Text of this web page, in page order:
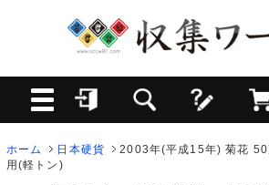
ホーム 日本硬貨
2003年(平成15年) 菊花 50
用(軽トン)